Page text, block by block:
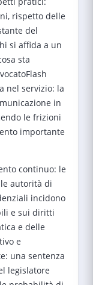
rispetto delle
del
si affida a un
sta
nel servizio: la
in
le frizioni
importante
continuo: le
autorità di
incidono
e sui diritti
e delle
e
una sentenza
legislatore